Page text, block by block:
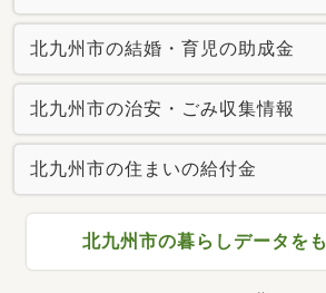
北九州市の結婚・育児の助成金
北九州市の治安・ごみ収集情報
北九州市の住まいの給付金
北九州市の暮らしデータを